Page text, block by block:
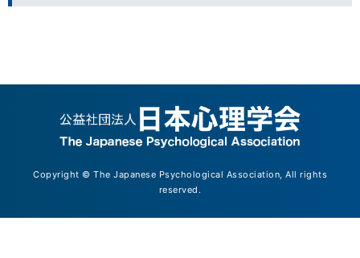
Copyright © The Japanese Psychological Association, All rights
reserved.